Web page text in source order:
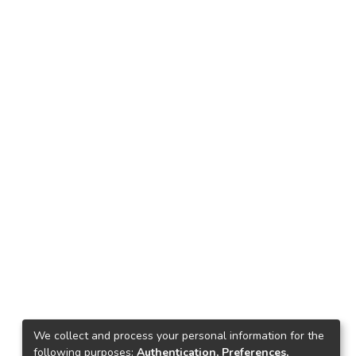
We collect and process your personal information for the
following purposes: Authentication, Preferences,